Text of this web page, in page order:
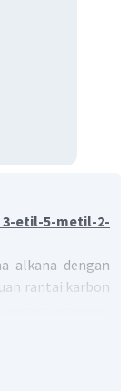
etil-5-metil-2-
alkana dengan
rantai karbon